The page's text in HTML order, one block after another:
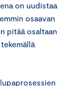
on uudistaa
osaavan
pitää osaltaan